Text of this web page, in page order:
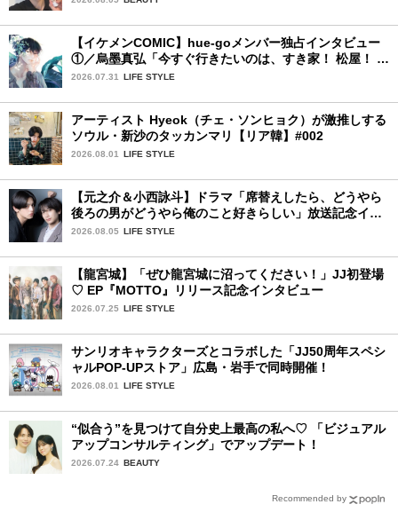
【イケメンCOMIC】hue-goメンバー独占インタビュー
①／烏墨真弘「今すぐ行きたいのは、すき家！ 松屋！ ミ
スド！」
2026.07.31 LIFE STYLE
アーティスト Hyeok（チェ・ソンヒョク）が激推しする
ソウル・新沙のタッカンマリ【リア韓】#002
2026.08.01 LIFE STYLE
【元之介＆小西詠斗】ドラマ「席替えしたら、どうやら
後ろの男がどうやら俺のこと好きらしい」放送記念イン
タビュー♡ 「自然と詠斗くんが可愛く見えたんです」
2026.08.05 LIFE STYLE
【龍宮城】「ぜひ龍宮城に沼ってください！」JJ初登場
♡ EP『MOTTO』リリース記念インタビュー
2026.07.25 LIFE STYLE
サンリオキャラクターズとコラボした「JJ50周年スペシ
ャルPOP-UPストア」広島・岩手で同時開催！
2026.08.01 LIFE STYLE
“似合う”を見つけて自分史上最高の私へ♡ 「ビジュアル
アップコンサルティング」でアップデート！
2026.07.24 BEAUTY
Recommended by